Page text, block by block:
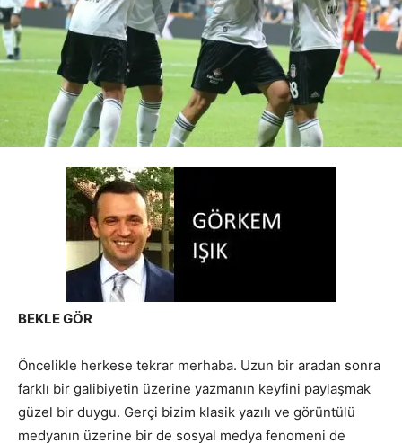
BEKLE GÖR
Öncelikle herkese tekrar merhaba. Uzun bir aradan sonra
farklı bir galibiyetin üzerine yazmanın keyfini paylaşmak
güzel bir duygu. Gerçi bizim klasik yazılı ve görüntülü
medyanın üzerine bir de sosyal medya fenomeni de